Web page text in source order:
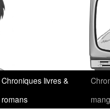
Chroniques livres &
romans